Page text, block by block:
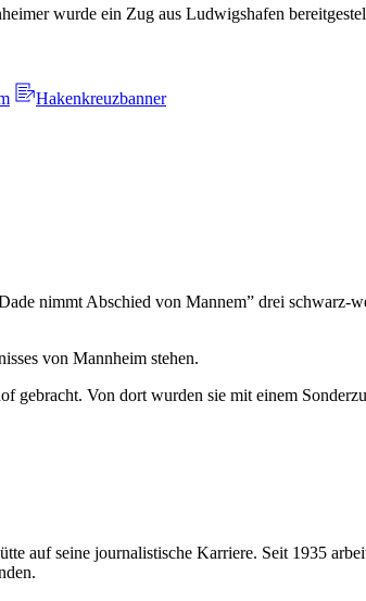
wurde ein Zug aus Ludwigshafen
Hakenkreuzbanner
nimmt Abschied von Mannem” drei schwarz-
von Mannheim stehen.
gebracht. Von dort wurden sie mit einem
auf seine journalistische Karriere. Seit 1935